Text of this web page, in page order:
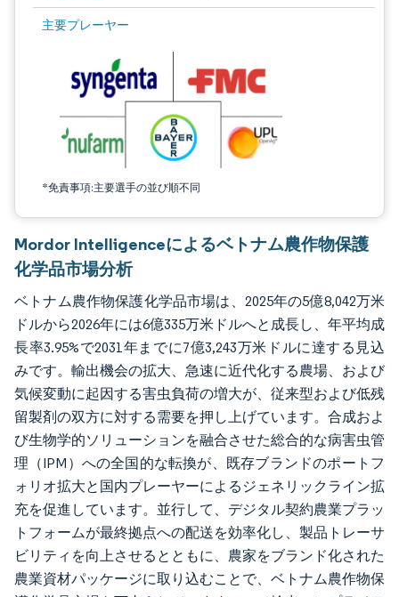
主要プレーヤー
*免責事項:主要選手の並び順不同
画像 © Mordor Intelligence。再利用にはCC BY 4.0の表示が必要です。
Mordor Intelligenceによるベトナム農作物保護
化学品市場分析
ベトナム農作物保護化学品市場は、2025年の5億8,042万米
ドルから2026年には6億335万米ドルへと成長し、年平均成
長率3.95%で2031年までに7億3,243万米ドルに達する見込
みです。輸出機会の拡大、急速に近代化する農場、および
気候変動に起因する害虫負荷の増大が、従来型および低残
留製剤の双方に対する需要を押し上げています。合成およ
び生物学的ソリューションを融合させた総合的な病害虫管
理（IPM）への全国的な転換が、既存ブランドのポートフ
ォリオ拡大と国内プレーヤーによるジェネリックライン拡
充を促進しています。並行して、デジタル契約農業プラッ
トフォームが最終拠点への配送を効率化し、製品トレーサ
ビリティを向上させるとともに、農家をブランド化された
農業資材パッケージに取り込むことで、ベトナム農作物保